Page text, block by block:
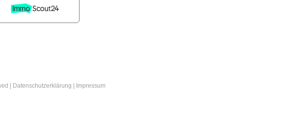
| Datenschutzerklärung Impressum